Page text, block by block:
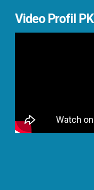
Video Profil